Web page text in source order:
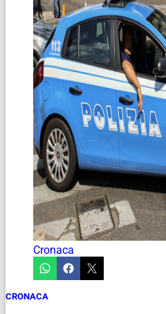
Cronaca
CRONACA